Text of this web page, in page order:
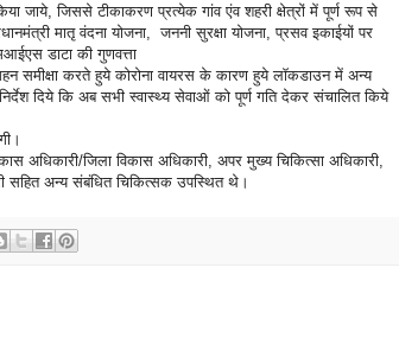
जाये, जिससे टीकाकरण प्रत्येक गांव एंव शहरी क्षेत्रों में पूर्ण रूप से
मातृ वंदना योजना, जननी सुरक्षा योजना, प्रसव इकाईयों पर
डाटा की गुणवत्ता
समीक्षा करते हुये कोरोना वायरस के कारण हुये लाॅकडाउन में अन्य
दिये कि अब सभी स्वास्थ्य सेवाओं को पूर्ण गति देकर संचालित किये
अधिकारी/जिला विकास अधिकारी, अपर मुख्य चिकित्सा अधिकारी,
सहित अन्य संबंधित चिकित्सक उपस्थित थे।